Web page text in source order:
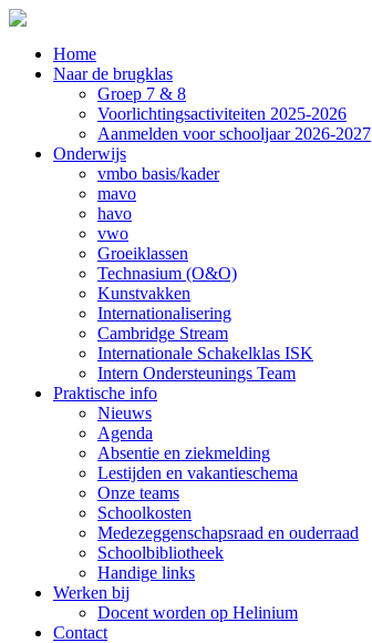
Home
Naar de brugklas
Groep 7 & 8
Voorlichtingsactiviteiten 2025-2026
Aanmelden voor schooljaar 2026-2027
Onderwijs
vmbo basis/kader
mavo
havo
vwo
Groeiklassen
Technasium (O&O)
Kunstvakken
Internationalisering
Cambridge Stream
Internationale Schakelklas ISK
Intern Ondersteunings Team
Praktische info
Nieuws
Agenda
Absentie en ziekmelding
Lestijden en vakantieschema
Onze teams
Schoolkosten
Medezeggenschapsraad en ouderraad
Schoolbibliotheek
Handige links
Werken bij
Docent worden op Helinium
Contact